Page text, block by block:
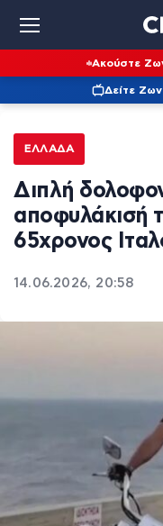
Ακούστε
Δείτε
ΕΛΛΆΔΑ
Διπλή
αποφυλάκισή
65χρονος
14.06.2026, 20:58